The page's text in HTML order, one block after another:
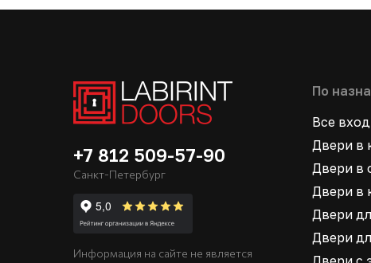
+7 812 509-57-90
Санкт-Петербург
Информация на сайте не является
По
Все
Двери в
Двери в
Двери в
Двери
Двери